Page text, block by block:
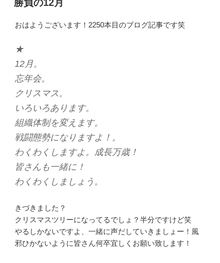
日:
勝負の12月
おはようございます！2250本目のブログ記事です笑
★
12月。
忘年会。
クリスマス。
いろいろあります。
組織体制を変えます。
戦闘態勢になりますよ！。
わくわくしますよ。成長万歳！
皆さんも一緒に！
わくわくしましょう。
きづきました？
クリスマスツリーになってるでしょ？半分ですけど笑
やるしかないですよ、一緒に声だしていきましょー！風
邪ひかないように皆さん何卒宜しくお願い致します！